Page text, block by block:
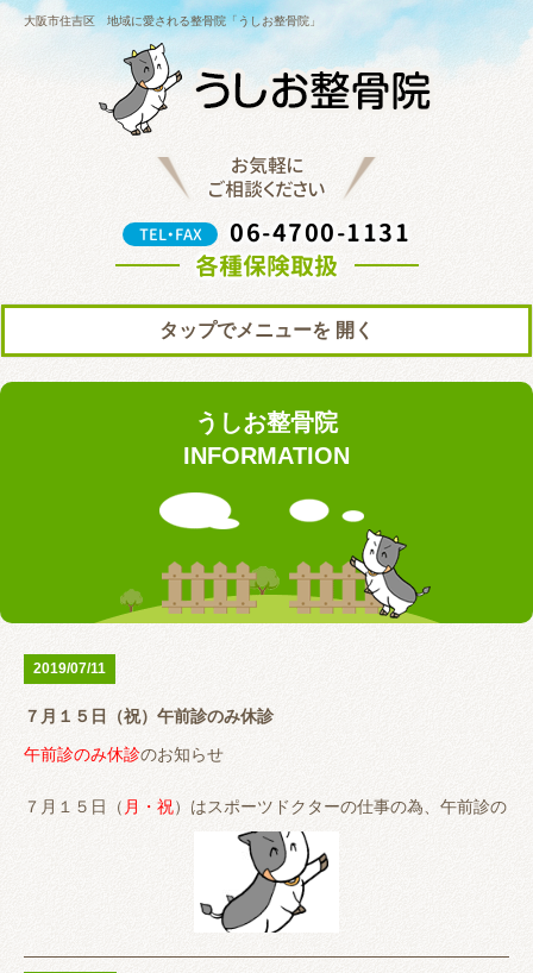
大阪市住吉区 地域に愛される整骨院「うしお整骨院」
お気軽に
ご相談ください
TEL・FAX
06-4700-1131
各種保険取扱
タップでメニューを
料金表
お知らせ
リアライン（骨盤矯正） トレーニング指導
お問い合わせ
うしお整骨院
INFORMATION
2019/07/11
７月１５日（祝）午前診のみ休診
午前診のみ休診のお知らせ
７月１５日（ 月・祝）はスポーツドクターの仕事の為、午前診の
み休診させていただきます。
ご迷惑おかけしますがご了承のほどよろしくお願いします。